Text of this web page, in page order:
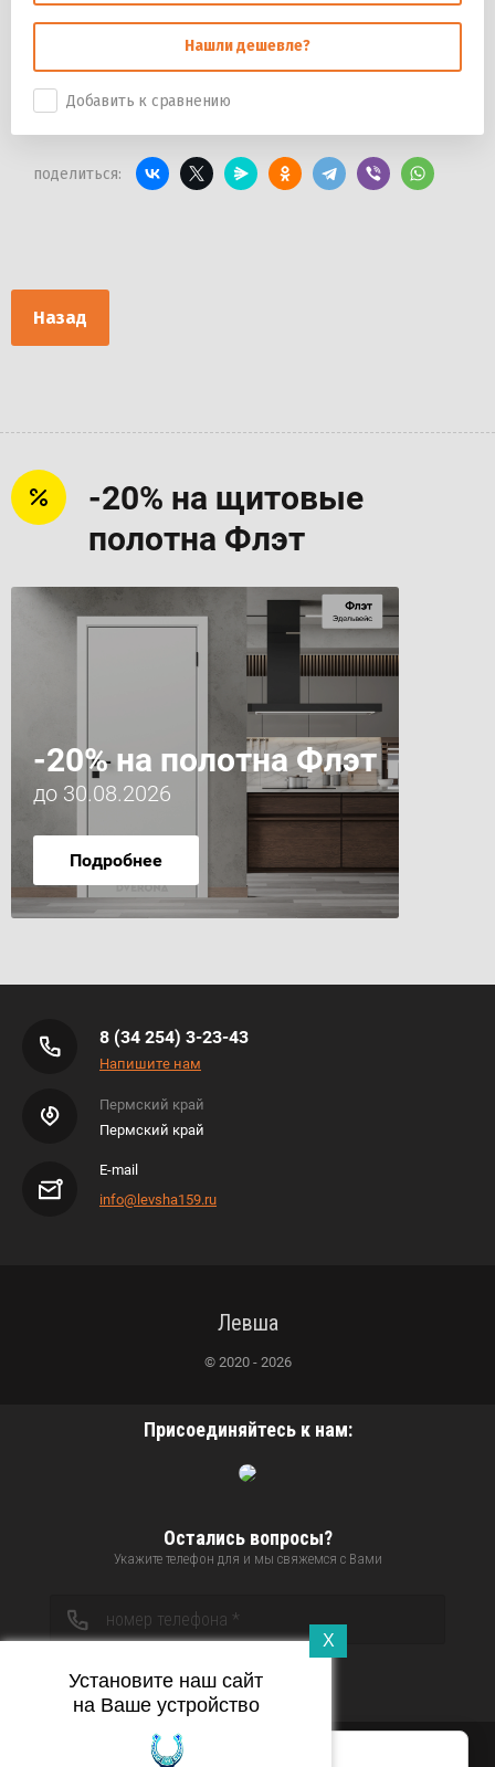
Нашли дешевле?
Добавить к сравнению
поделиться:
Назад
-20% на щитовые
полотна Флэт
-20% на полотна Флэт
до 30.08.2026
Подробнее
8 (34 254) 3-23-43
Напишите нам
Пермский край
Пермский край
E-mail
info@levsha159.ru
Левша
© 2020 - 2026
Присоединяйтесь к нам:
Остались вопросы?
Укажите телефон для и мы свяжемся с Вами
Отправить
X
Установите наш сайт
на Ваше устройство
Этот сайт использует cookie-файлы и